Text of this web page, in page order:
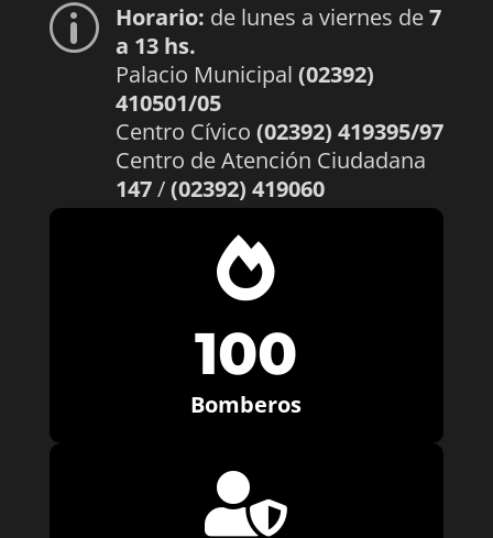
p Horario: de lunes a viernes de7
a 13 hs.
Palacio Municipal (02392)
410501/05
Centro Cívico (02392) 419395/97
Centro de Atención Ciudadana
147/(02392) 419060

100
Bomberos
